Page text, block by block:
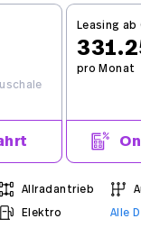
Leasing ab
pro Monat
Allradantrieb
Elektro Alle